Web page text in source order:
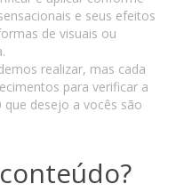
e seus efeitos
de visuais ou
realizar, mas cada
para verificar a
que desejo a vocês são